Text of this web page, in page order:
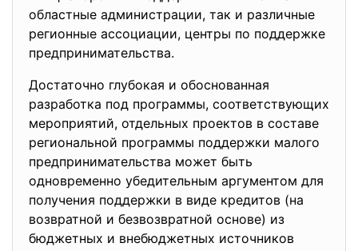
областные администрации, так и различные
регионные ассоциации, центры по поддержке
предпринимательства.
Достаточно глубокая и обоснованная
разработка под программы, соответствующих
мероприятий, отдельных проектов в составе
региональной программы поддержки малого
предпринимательства может быть
одновременно убедительным аргументом для
получения поддержки в виде кредитов (на
возвратной и безвозвратной основе) из
бюджетных и внебюджетных источников